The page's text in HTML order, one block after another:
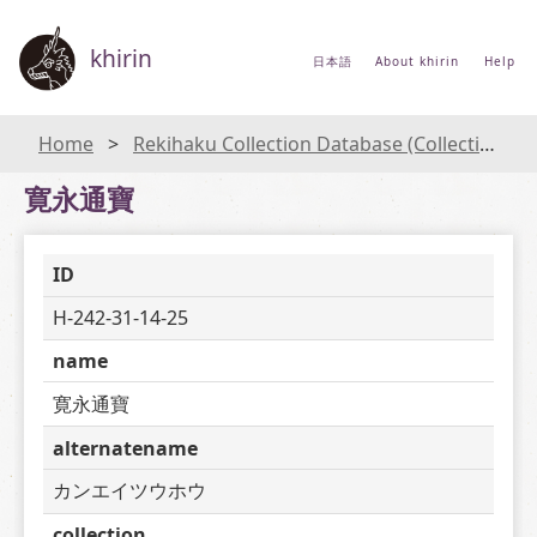
khirin 日本語 About khirin Help
Home Rekihaku Collection Database (Collections Database of the National Museum of Japanese History)
寛永通寶
ID
H-242-31-14-25
name
寛永通寶
alternatename
カンエイツウホウ